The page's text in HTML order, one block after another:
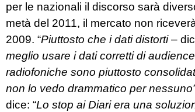
per le nazionali il discorso sarà
metà del 2011, il mercato non
2009. “Piuttosto che i dati distorti–
meglio usare i dati corretti di
radiofoniche sono piuttosto
non lo vedo drammatico per
dice: “Lo stop ai Diari era una